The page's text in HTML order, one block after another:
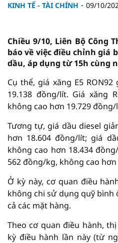
KINH TẾ - TÀI CHÍNH 09/10/
Chiều 9/10, Liên Bộ Công
báo về việc điều chỉnh giá
dầu, áp dụng từ 15h cùng
Cụ thể, giá xăng E5
19.138 đồng/lít. Giá xăng
không cao hơn 19.729 đồng/
Tương tự, giá dầu diesel
hơn 18.604 đồng/lít; giá
không cao hơn 18.434
562 đồng/kg, không cao
Ở kỳ này, cơ quan điều
không chi sử dụng quỹ bình
cả các mặt hàng.
Theo cơ quan điều hành,
kỳ điều hành lần này (từ